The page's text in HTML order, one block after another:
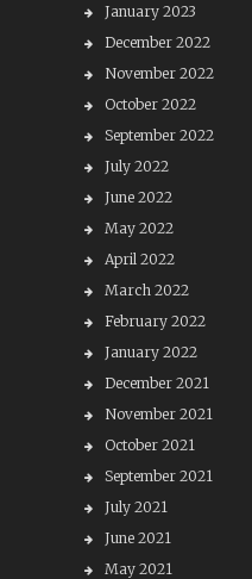
January 2023
December 2022
November 2022
October 2022
September 2022
July 2022
June 2022
May 2022
April 2022
March 2022
February 2022
January 2022
December 2021
November 2021
October 2021
September 2021
July 2021
June 2021
May 2021